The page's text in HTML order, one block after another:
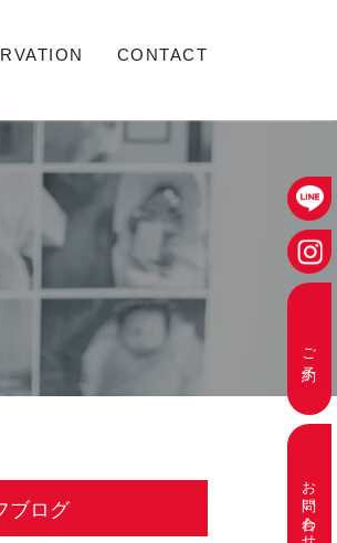
CONTACT
ブログ
ご予約
お問い合わせ